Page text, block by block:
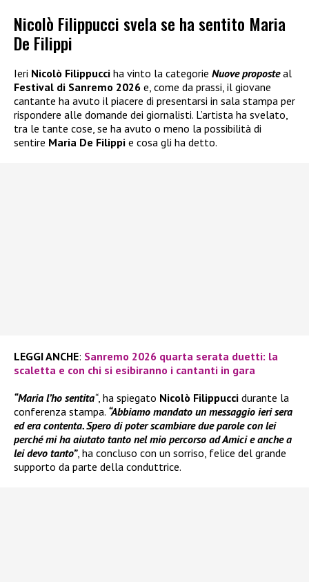
Nicolò Filippucci svela se ha sentito Maria
De Filippi
Ieri Nicolò Filippucci ha vinto la categorie Nuove proposteal
Festival di Sanremo 2026 e, come da prassi, il giovane
cantante ha avuto il piacere di presentarsi in sala stampa per
rispondere alle domande dei giornalisti. L’artista ha svelato,
tra le tante cose, se ha avuto o meno la possibilità di
sentire Maria De Filippi e cosa gli ha detto.
LEGGI ANCHE: Sanremo 2026 quarta serata duetti: la
scaletta e con chi si esibiranno i cantanti in gara
“Maria l’ho sentita“, ha spiegato Nicolò Filippucci durante la
conferenza stampa. “Abbiamo mandato un messaggio ieri sera
ed era contenta. Spero di poter scambiare due parole con lei
perché mi ha aiutato tanto nel mio percorso ad Amici e anche a
lei devo tanto”, ha concluso con un sorriso, felice del grande
supporto da parte della conduttrice.